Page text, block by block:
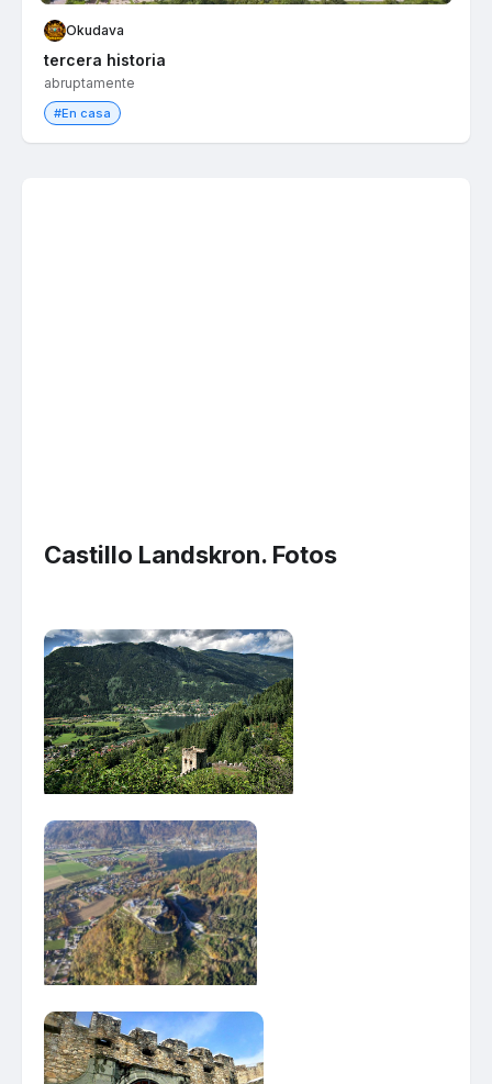
Castillo Landskron. Fotos
Okudava
tercera historia
abruptamente
#En casa